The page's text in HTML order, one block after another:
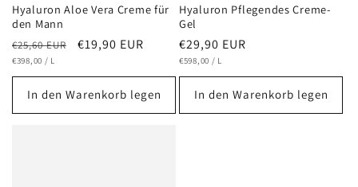
Hyaluron Aloe Vera Creme für
den Mann
Normaler
Preis
€25,60 EUR Verkaufspreis
€19,90 EUR
GRUNDPREIS
€398,00 / PRO
L
In den Warenkorb legen
Hyaluron Pflegendes Creme-
Gel
Normaler
Preis
€29,90 EUR
GRUNDPREIS
€598,00 / PRO
L
In den Warenkorb legen